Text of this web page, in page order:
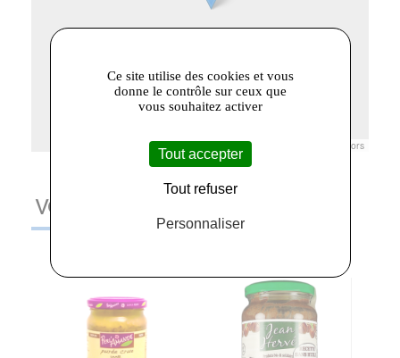
© Openstreetmap France | ©OpenStreetMap contributors
VOUS AIMEREZ AUSSI
Ce site utilise des cookies et vous
donne le contrôle sur ceux que
vous souhaitez activer
Tout accepter
Tout refuser
Personnaliser